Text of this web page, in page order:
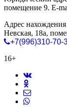
помещение 9. E-
Адрес
Невская, 18а,
+7(996)310-70-
16+